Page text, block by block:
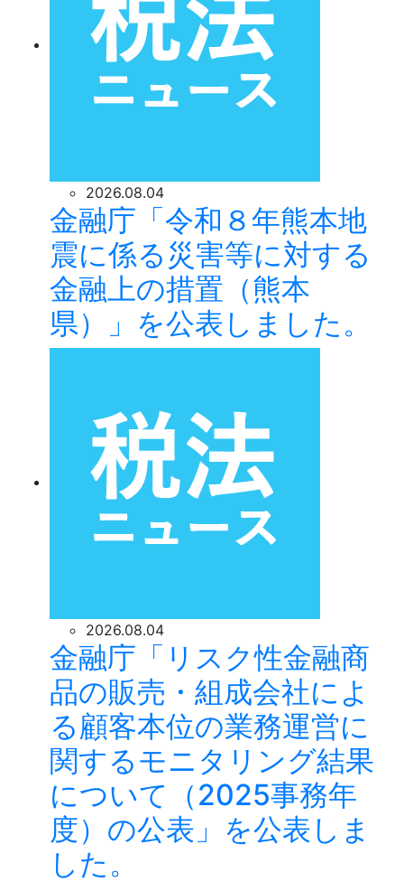
2026.08.04
金融庁「令和８年熊本地
震に係る災害等に対する
金融上の措置（熊本
県）」を公表しました。
2026.08.04
金融庁「リスク性金融商
品の販売・組成会社によ
る顧客本位の業務運営に
関するモニタリング結果
について（2025事務年
度）の公表」を公表しま
した。